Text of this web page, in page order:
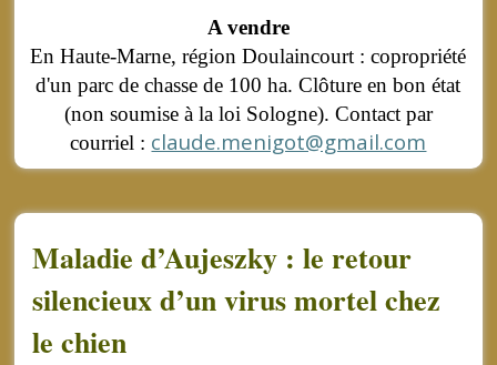
A vendre
En Haute-Marne, région Doulaincourt : copropriété
d'un parc de chasse de 100 ha. Clôture en bon état
(non soumise à la loi Sologne). Contact par
courriel : claude.menigot@gmail.com
Maladie d’Aujeszky : le retour
silencieux d’un virus mortel chez
le chien